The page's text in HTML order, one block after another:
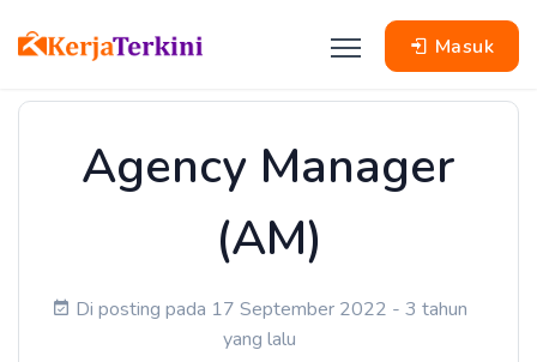
Masuk
Agency Manager
(AM)
Di posting pada 17 September 2022 - 3 tahun
yang lalu